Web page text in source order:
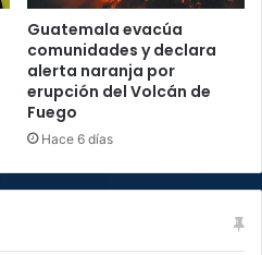
Guatemala evacúa
comunidades y declara
alerta naranja por
erupción del Volcán de
Fuego
Hace 6 días